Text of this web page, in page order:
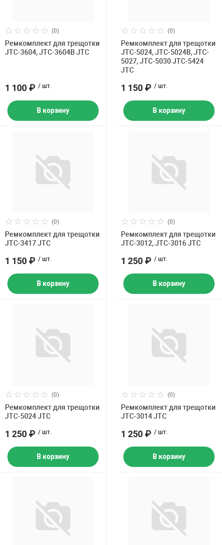
(0)
Ремкомплект для трещотки
JTC-3604, JTC-3604B JTC
1 100 ₽ / шт.
В корзину
(0)
Ремкомплект для трещотки
JTC-5024, JTC-5024B, JTC-
5027, JTC-5030 JTC-5424
JTC
1 150 ₽ / шт.
В корзину
(0)
Ремкомплект для трещотки
JTC-3417 JTC
1 150 ₽ / шт.
В корзину
(0)
Ремкомплект для трещотки
JTC-3012, JTC-3016 JTC
1 250 ₽ / шт.
В корзину
(0)
Ремкомплект для трещотки
JTC-5024 JTC
1 250 ₽ / шт.
В корзину
(0)
Ремкомплект для трещотки
JTC-3014 JTC
1 250 ₽ / шт.
В корзину